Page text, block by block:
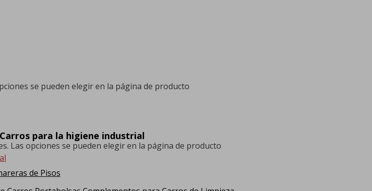
Carros para la higiene industrial
de Pisos
se pueden elegir en la página de producto
Las opciones se pueden elegir en la página de producto